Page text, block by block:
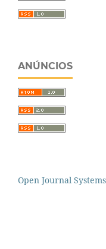
ANÚNCIOS
Open Journal Systems